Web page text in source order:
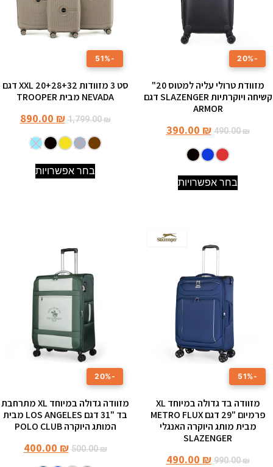
-20%
מזוודת טרולי עליה למטוס 20"
קשיחה ויוקרתיות SLAZENGER דגם
ARMOR
490.00₪
390.00 ₪
בחר אפשרויות
-51%
סט 3 מזוודות XXL 20+28+32 דגם
NEVADA מבית TROOPER
1,799.00₪
890.00 ₪
בחר אפשרויות
-51%
מזוודה בד גדולה במיוחד XL
פרמיום "29 דגם METRO FLUX
מבית מותג היוקרה האנגלי
SLAZENGER
990.00₪
490.00 ₪
-20%
מזוודה גדולה במיוחד XL מתרחבת
בד "31 דגם LOS ANGELES מבית
המותג היוקרה POLO CLUB
500.00₪
400.00 ₪